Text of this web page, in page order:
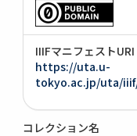
IIIFマニフェストURI
https://uta.u-
tokyo.ac.jp/uta/
コレクション名